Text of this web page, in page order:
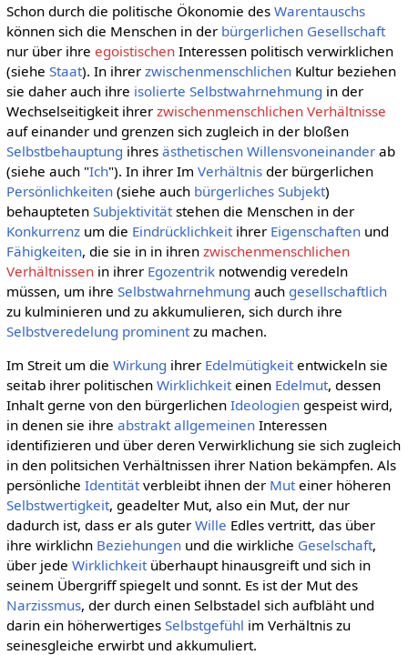
Schon durch die politische Ökonomie des Warentauschs
können sich die Menschen in der bürgerlichen Gesellschaft
nur über ihre egoistischenInteressen politisch verwirklichen
(siehe Staat). In ihrer zwischenmenschlichenKultur beziehen
sie daher auch ihre isolierte Selbstwahrnehmung in der
Wechselseitigkeit ihrer zwischenmenschlichen Verhältnisse
auf einander und grenzen sich zugleich in der bloßen
Selbstbehauptung ihres ästhetischen Willensvoneinanderab
(siehe auch "Ich"). In ihrer Im Verhältnisder bürgerlichen
Persönlichkeiten(siehe auch bürgerliches Subjekt)
behaupteten Subjektivitätstehen die Menschen in der
Konkurrenzum die Eindrücklichkeitihrer Eigenschaftenund
Fähigkeiten, die sie in in ihren zwischenmenschlichen
Verhältnissenin ihrer Egozentriknotwendig veredeln
müssen, um ihre Selbstwahrnehmung auch gesellschaftlich
zu kulminieren und zu akkumulieren, sich durch ihre
Selbstveredelung prominentzu machen.
Im Streit um die Wirkung ihrer Edelmütigkeitentwickeln sie
seitab ihrer politischen Wirklichkeiteinen Edelmut, dessen
Inhalt gerne von den bürgerlichen Ideologiengespeist wird,
in denen sie ihre abstrakt allgemeinenInteressen
identifizieren und über deren Verwirklichung sie sich zugleich
in den politsichen Verhältnissen ihrer Nation bekämpfen. Als
persönliche Identitätverbleibt ihnen der Muteiner höheren
Selbstwertigkeit, geadelter Mut, also ein Mut, der nur
dadurch ist, dass er als guter Wille Edles vertritt, das über
ihre wirklichn Beziehungenund die wirkliche Geselschaft,
über jede Wirklichkeitüberhaupt hinausgreift und sich in
seinem Übergriff spiegelt und sonnt. Es ist der Mut des
Narzissmus, der durch einen Selbstadel sich aufbläht und
darin ein höherwertiges Selbstgefühl im Verhältnis zu
seinesgleiche erwirbt und akkumuliert.